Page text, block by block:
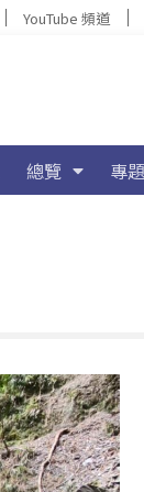
YouTube 頻道
總覽 專題